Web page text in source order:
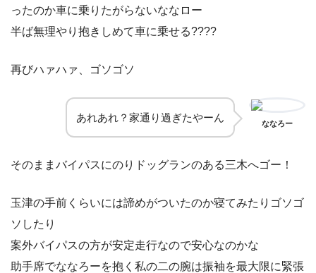
ったのか車に乗りたがらないななロー
半ば無理やり抱きしめて車に乗せる????
再びハァハァ、ゴソゴソ
あれあれ？家通り過ぎたやーん ななろー
そのままバイパスにのりドッグランのある三木へゴー！
玉津の手前くらいには諦めがついたのか寝てみたりゴソゴ
ソしたり
案外バイパスの方が安定走行なので安心なのかな
助手席でななろーを抱く私の二の腕は振袖を最大限に緊張